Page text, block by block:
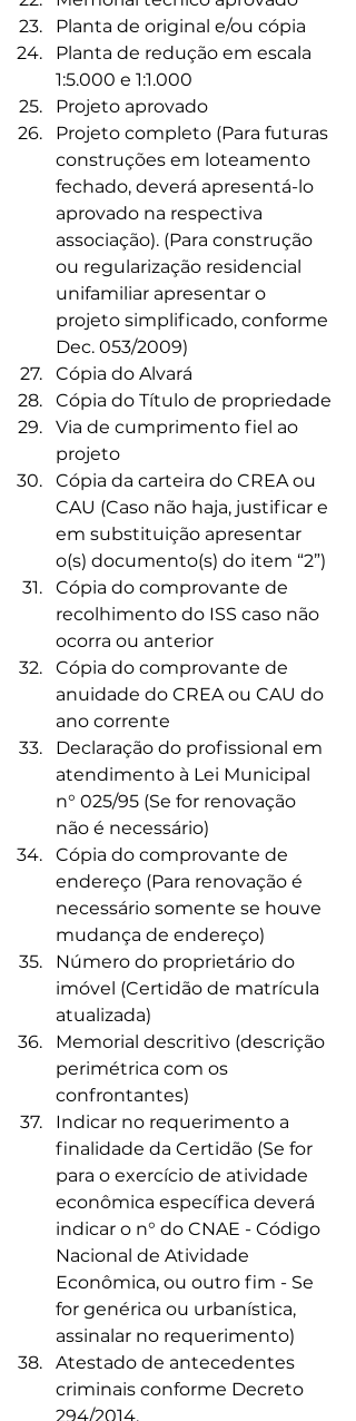
Planta de original e/ou cópia
Planta de redução em escala
1:5.000 e 1:1.000
Projeto aprovado
Projeto completo (Para futuras
construções em loteamento
fechado, deverá apresentá-lo
aprovado na respectiva
associação). (Para construção
ou regularização residencial
unifamiliar apresentar o
projeto simplificado, conforme
Dec. 053/2009)
Cópia do Alvará
Cópia do Título de propriedade
Via de cumprimento fiel ao
projeto
Cópia da carteira do CREA ou
CAU (Caso não haja, justificar e
em substituição apresentar
o(s) documento(s) do item “2”)
Cópia do comprovante de
recolhimento do ISS caso não
ocorra ou anterior
Cópia do comprovante de
anuidade do CREA ou CAU do
ano corrente
Declaração do profissional em
atendimento à Lei Municipal
n° 025/95 (Se for renovação
não é necessário)
Cópia do comprovante de
endereço (Para renovação é
necessário somente se houve
mudança de endereço)
Número do proprietário do
imóvel (Certidão de matrícula
atualizada)
Memorial descritivo (descrição
perimétrica com os
confrontantes)
Indicar no requerimento a
finalidade da Certidão (Se for
para o exercício de atividade
econômica específica deverá
indicar o n° do CNAE - Código
Nacional de Atividade
Econômica, ou outro fim - Se
for genérica ou urbanística,
assinalar no requerimento)
Atestado de antecedentes
criminais conforme Decreto
294/2014.